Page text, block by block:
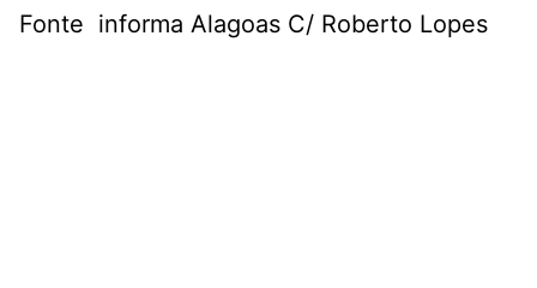
Fonte informa Alagoas C/ Roberto Lopes